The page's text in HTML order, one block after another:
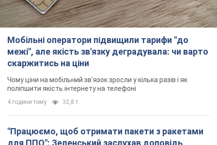
Мобільні оператори підвищили тарифи "до
межі", але якість зв'язку деградувала: чи варто
скаржитись на ціни
Чому ціни на мобільний зв'язок зросли у кілька разів і як
поліпшити якість інтернету на телефоні
4 години тому 32,8 т.
"Працюємо, щоб отримати пакети з ракетами
для ППО": Зеленський заслухав доповідь